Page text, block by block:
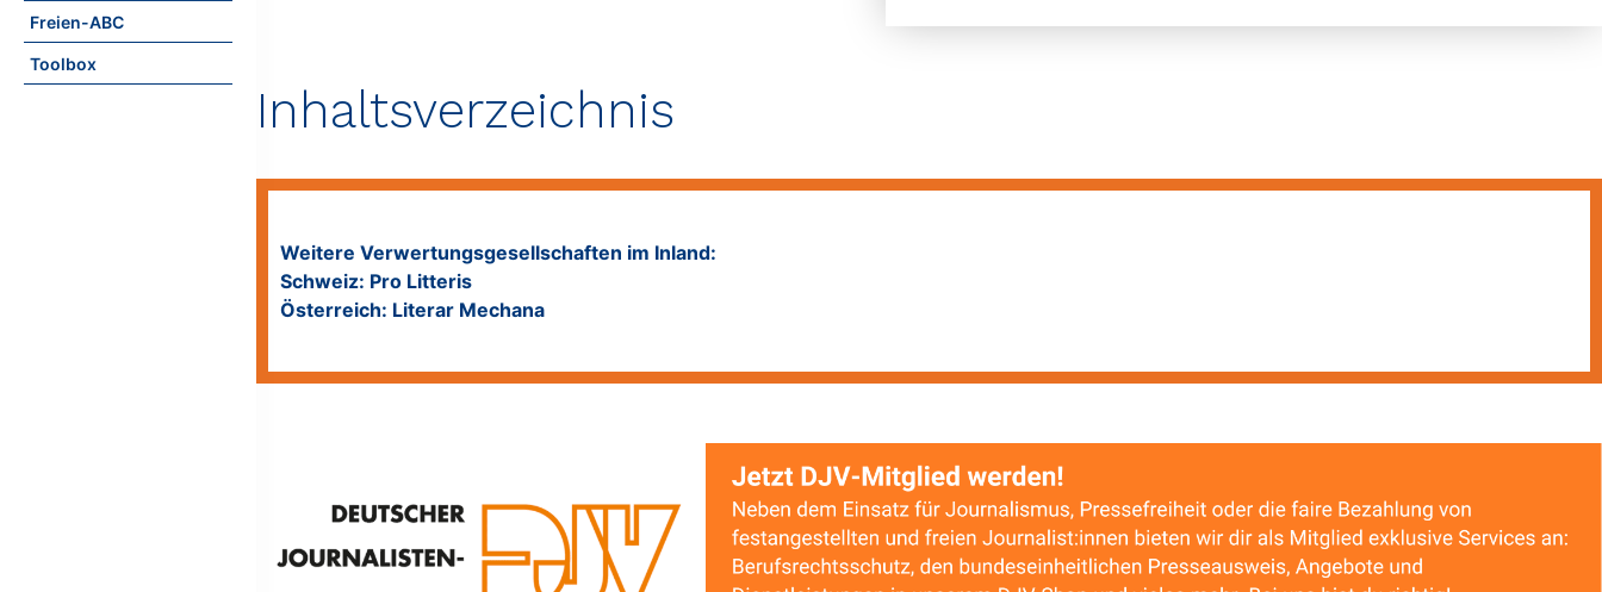
Freien-ABC
Toolbox
Inhaltsverzeichnis
Weitere Verwertungsgesellschaften im Inland:
Schweiz: Pro Litteris
Österreich: Literar Mechana